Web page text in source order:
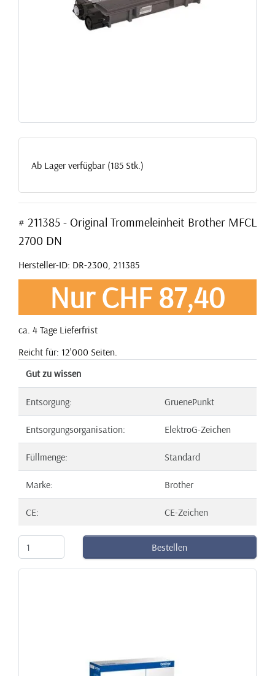
Ab Lager verfügbar (185 Stk.)
# 211385 - Original Trommeleinheit Brother MFCL
2700 DN
Hersteller-ID: DR-2300, 211385
Nur CHF 87,40
ca. 4 Tage Lieferfrist
Reicht für: 12'000 Seiten.
Gut zu wissen
Entsorgung: GruenePunkt
Entsorgungsorganisation: ElektroG-Zeichen
Füllmenge: Standard
Marke: Brother
CE: CE-Zeichen
Bestellen